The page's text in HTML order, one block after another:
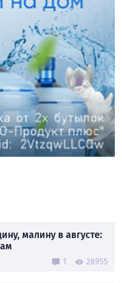
малину в августе:
1 28955